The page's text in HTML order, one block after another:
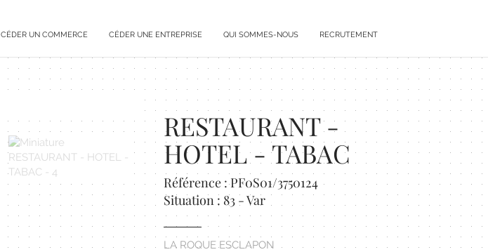
CÉDER UN COMMERCE CÉDER UNE ENTREPRISE QUI SOMMES-NOUS RECRUTEMENT
RESTAURANT -
HOTEL - TABAC
Référence : PF0S01/3750124
Situation : 83 - Var
LA ROQUE ESCLAPON